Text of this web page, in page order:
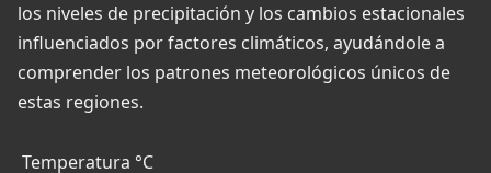
los niveles de precipitación y los cambios estacionales
influenciados por factores climáticos, ayudándole a
comprender los patrones meteorológicos únicos de
estas regiones.
Temperatura °C